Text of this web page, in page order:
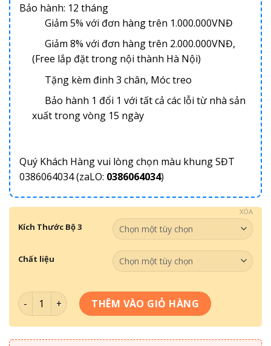
Bảo hành: 12 tháng
Giảm 5% với đơn hàng trên 1.000.000VNĐ
Giảm 8% với đơn hàng trên 2.000.000VNĐ,
(Free lắp đặt trong nội thành Hà Nội)
Tặng kèm đinh 3 chân, Móc treo
Bảo hành 1 đổi 1 với tất cả các lỗi từ nhà sản
xuất trong vòng 15 ngày
Quý Khách Hàng vui lòng chọn màu khung SĐT
0386064034 (zaLO: 0386064034)
Kích Thước Bộ 3
Chất liệu
XÓA
Bộ 3 Mã Đáo Thành Công MĐTC-070 số lượng
THÊM VÀO GIỎ HÀNG